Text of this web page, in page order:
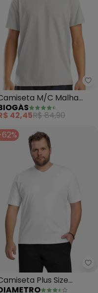
Camiseta em Algodão
M/C Malha
42,45R$ 84,90
- Camiseta
Plus Size